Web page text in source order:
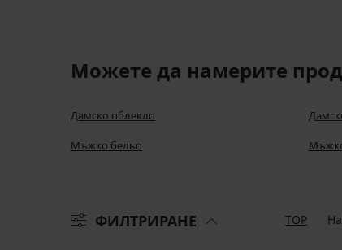
Можете да намерите
Дамско облекло
Мъжко бельо
ФИЛТРИРАНЕ TOP